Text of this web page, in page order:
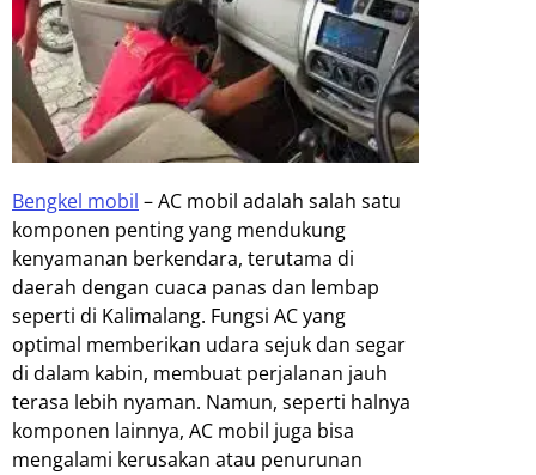
Bengkel mobil –AC mobil adalah salah satu
komponen penting yang mendukung
kenyamanan berkendara, terutama di
daerah dengan cuaca panas dan lembap
seperti di Kalimalang. Fungsi AC yang
optimal memberikan udara sejuk dan segar
di dalam kabin, membuat perjalanan jauh
terasa lebih nyaman. Namun, seperti halnya
komponen lainnya, AC mobil juga bisa
mengalami kerusakan atau penurunan